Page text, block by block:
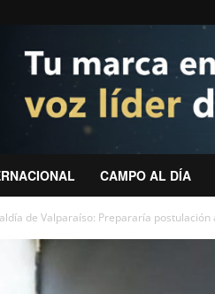
CAMPO AL DÍA
de Valparaíso: Prepararía postulación